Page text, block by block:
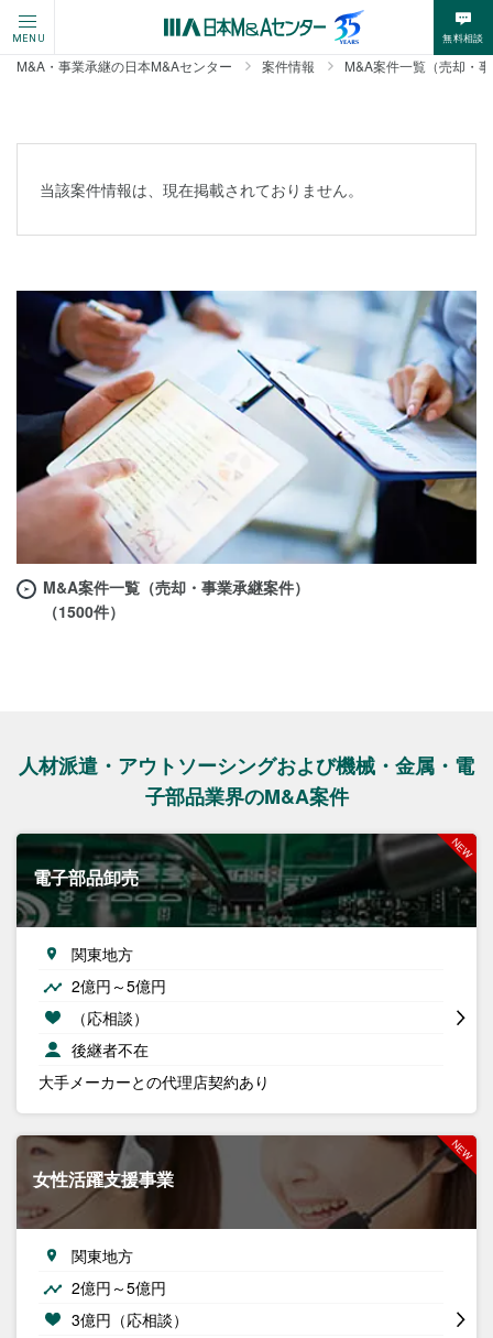
MENU 無料相談
M&A・事業承継の日本M&Aセンター 案件情報 M&A案件一覧（売却・
当該案件情報は、現在掲載されておりません。
M&A案件一覧（売却・事業承継案件）
（1500件）
人材派遣・アウトソーシングおよび機械・金属・電
子部品業界のM&A案件
電子部品卸売
関東地方
2億円～5億円
（応相談）
後継者不在
大手メーカーとの代理店契約あり
女性活躍支援事業
関東地方
2億円～5億円
3億円（応相談）